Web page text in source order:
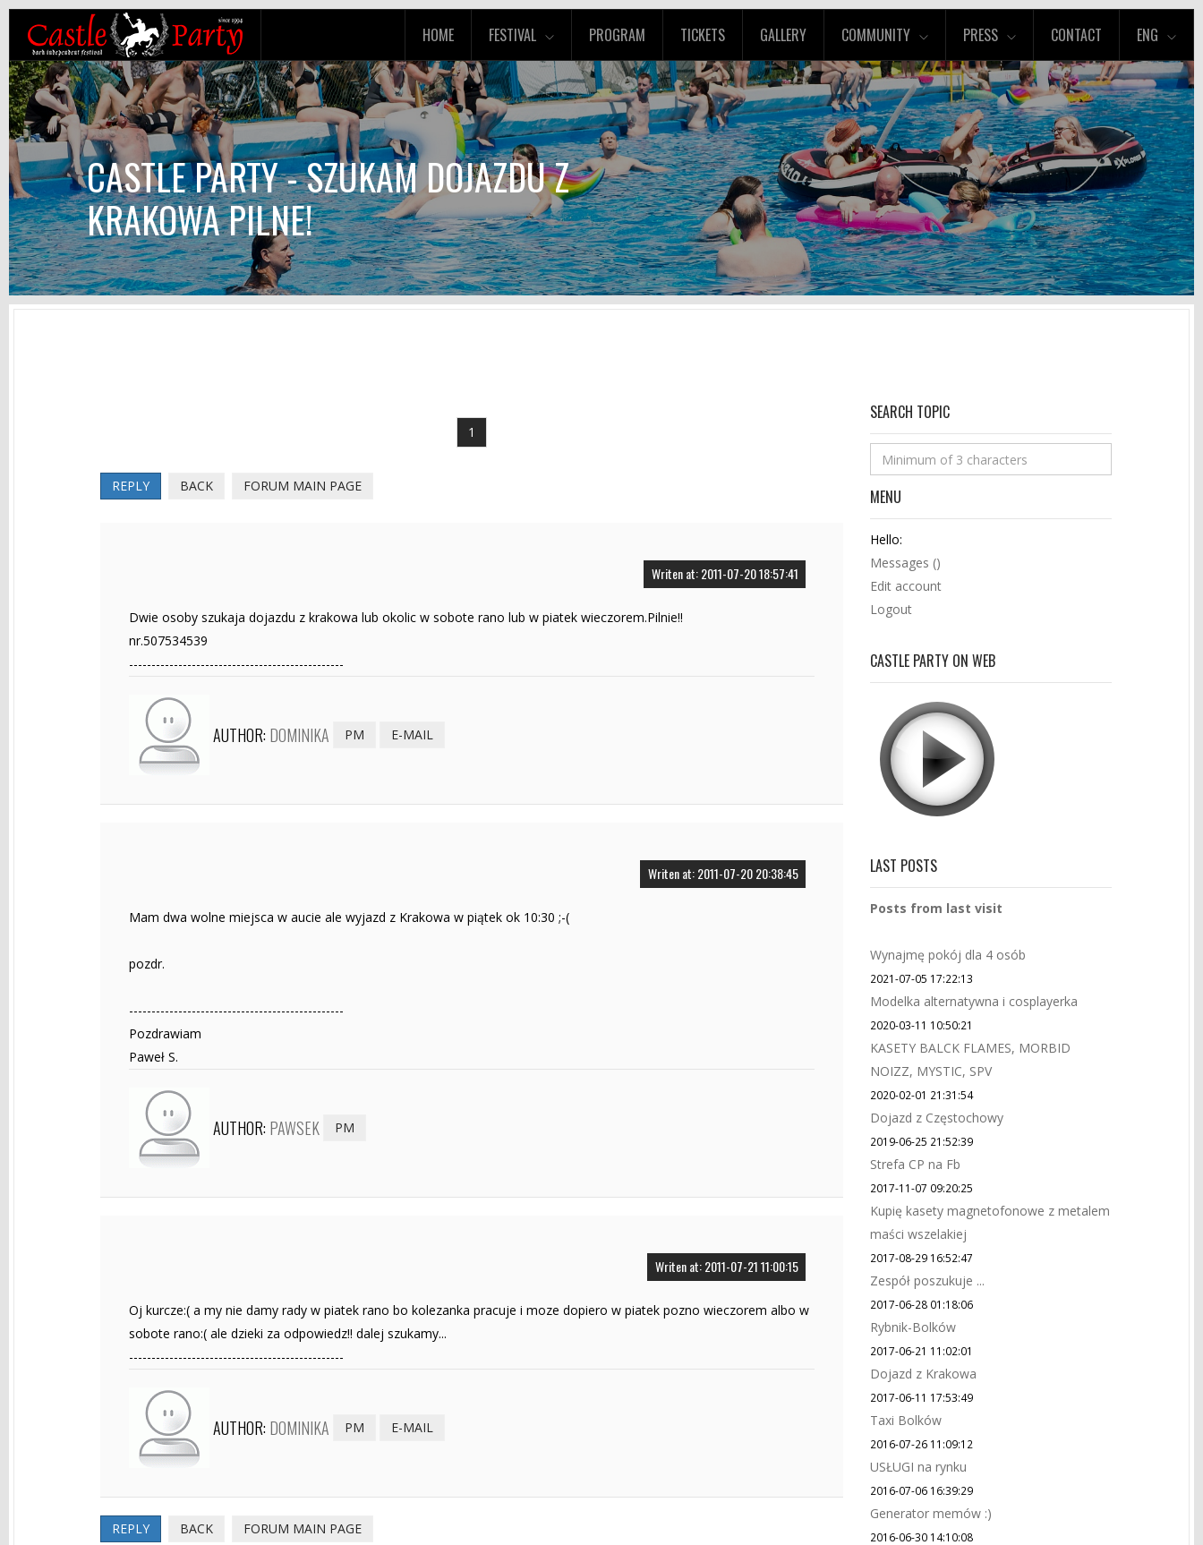
HOME FESTIVAL PROGRAM TICKETS GALLERY COMMUNITY PRESS CONTACT ENG
CASTLE PARTY - SZUKAM DOJAZDU Z
KRAKOWA PILNE!
1
REPLY BACK FORUM MAIN PAGE
Writen at: 2011-07-20 18:57:41
Dwie osoby szukaja dojazdu z krakowa lub okolic w sobote rano lub w piatek wieczorem.Pilnie!!
nr.507534539
------------------------------------------------
AUTHOR: DOMINIKA PM E-MAIL
Writen at: 2011-07-20 20:38:45
Mam dwa wolne miejsca w aucie ale wyjazd z Krakowa w piątek ok 10:30 ;-(
pozdr.
------------------------------------------------
Pozdrawiam
Paweł S.
AUTHOR: PAWSEK PM
Writen at: 2011-07-21 11:00:15
Oj kurcze:( a my nie damy rady w piatek rano bo kolezanka pracuje i moze dopiero w piatek pozno wieczorem albo w
sobote rano:( ale dzieki za odpowiedz!! dalej szukamy...
------------------------------------------------
AUTHOR: DOMINIKA PM E-MAIL
REPLY BACK FORUM MAIN PAGE
SEARCH TOPIC
MENU
Hello:
Messages ()
Edit account
Logout
CASTLE PARTY ON WEB
LAST POSTS
Posts from last visit
Wynajmę pokój dla 4 osób
2021-07-05 17:22:13
Modelka alternatywna i cosplayerka
2020-03-11 10:50:21
KASETY BALCK FLAMES, MORBID
NOIZZ, MYSTIC, SPV
2020-02-01 21:31:54
Dojazd z Częstochowy
2019-06-25 21:52:39
Strefa CP na Fb
2017-11-07 09:20:25
Kupię kasety magnetofonowe z metalem
maści wszelakiej
2017-08-29 16:52:47
Zespół poszukuje ...
2017-06-28 01:18:06
Rybnik-Bolków
2017-06-21 11:02:01
Dojazd z Krakowa
2017-06-11 17:53:49
Taxi Bolków
2016-07-26 11:09:12
USŁUGI na rynku
2016-07-06 16:39:29
Generator memów :)
2016-06-30 14:10:08